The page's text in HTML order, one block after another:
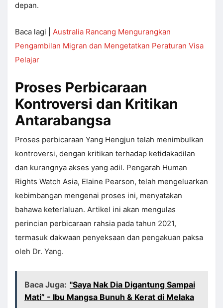
depan.
Baca lagi | Australia Rancang Mengurangkan
Pengambilan Migran dan Mengetatkan Peraturan Visa
Pelajar
Proses Perbicaraan
Kontroversi dan Kritikan
Antarabangsa
Proses perbicaraan Yang Hengjun telah menimbulkan
kontroversi, dengan kritikan terhadap ketidakadilan
dan kurangnya akses yang adil. Pengarah Human
Rights Watch Asia, Elaine Pearson, telah mengeluarkan
kebimbangan mengenai proses ini, menyatakan
bahawa keterlaluan. Artikel ini akan mengulas
perincian perbicaraan rahsia pada tahun 2021,
termasuk dakwaan penyeksaan dan pengakuan paksa
oleh Dr. Yang.
Baca Juga: "Saya Nak Dia Digantung Sampai
Mati” - Ibu Mangsa Bunuh & Kerat di Melaka